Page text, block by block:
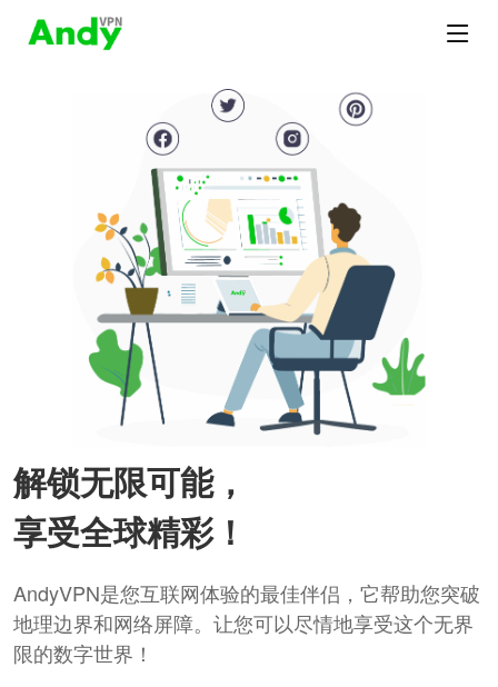
解锁无限可能，
享受全球精彩！
AndyVPN是您互联网体验的最佳伴侣，它帮助您突破
地理边界和网络屏障。让您可以尽情地享受这个无界
限的数字世界！